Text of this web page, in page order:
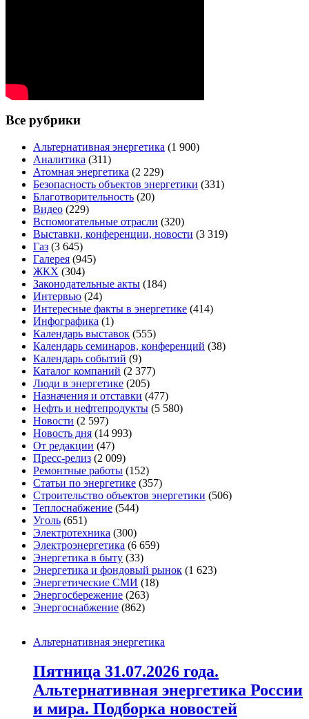
Все рубрики
Альтернативная энергетика (1 900)
Аналитика (311)
Атомная энергетика (2 229)
Безопасность объектов энергетики (331)
Благотворительность (20)
Видео (229)
Вспомогательные отрасли (320)
Выставки, конференции, новости (3 319)
Газ (3 645)
Галерея (945)
ЖКХ (304)
Законодательные акты (184)
Интервью (24)
Интересные факты в энергетике (414)
Инфографика (1)
Календарь выставок (555)
Календарь семинаров, конференций (38)
Календарь событий (9)
Каталог компаний (2 377)
Люди в энергетике (205)
Назначения и отставки (477)
Нефть и нефтепродукты (5 580)
Новости (2 597)
Новость дня (14 993)
От редакции (47)
Пресс-релиз (2 009)
Ремонтные работы (152)
Статьи по энергетике (357)
Строительство объектов энергетики (506)
Теплоснабжение (544)
Уголь (651)
Электротехника (300)
Электроэнергетика (6 659)
Энергетика в быту (33)
Энергетика и фондовый рынок (1 623)
Энергетические СМИ (18)
Энергосбережение (263)
Энергоснабжение (862)
Альтернативная энергетика
Пятница 31.07.2026 года.
Альтернативная энергетика России
и мира. Подборка новостей